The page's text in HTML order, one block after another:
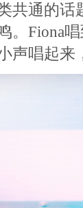
共通的话
。Fiona
声唱起来